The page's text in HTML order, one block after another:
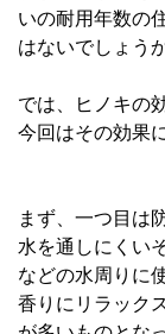
いの耐用年数の
はないでしょうか
では、ヒノキの
今回はその効果
まず、一つ目は
水を通しにくい
などの水周りに
香りにリラック